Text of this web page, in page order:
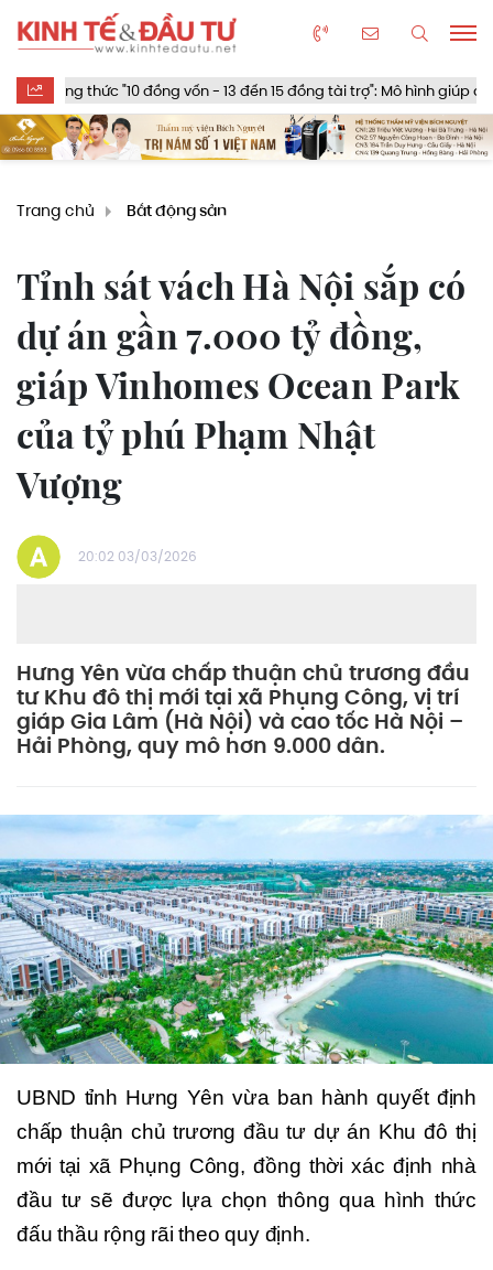
thức "10 đồng vốn - 13 đến 15 đồng tài trợ": Mô hình giúp doanh thu
Trang chủ Bất động sản
Tỉnh sát vách Hà Nội sắp có
dự án gần 7.000 tỷ đồng,
giáp Vinhomes Ocean Park
của tỷ phú Phạm Nhật
Vượng
20:02 03/03/2026
Hưng Yên vừa chấp thuận chủ trương đầu
tư Khu đô thị mới tại xã Phụng Công, vị trí
giáp Gia Lâm (Hà Nội) và cao tốc Hà Nội –
Hải Phòng, quy mô hơn 9.000 dân.
UBND tỉnh Hưng Yên vừa ban hành quyết định
chấp thuận chủ trương đầu tư dự án Khu đô thị
mới tại xã Phụng Công, đồng thời xác định nhà
đầu tư sẽ được lựa chọn thông qua hình thức
đấu thầu rộng rãi theo quy định.